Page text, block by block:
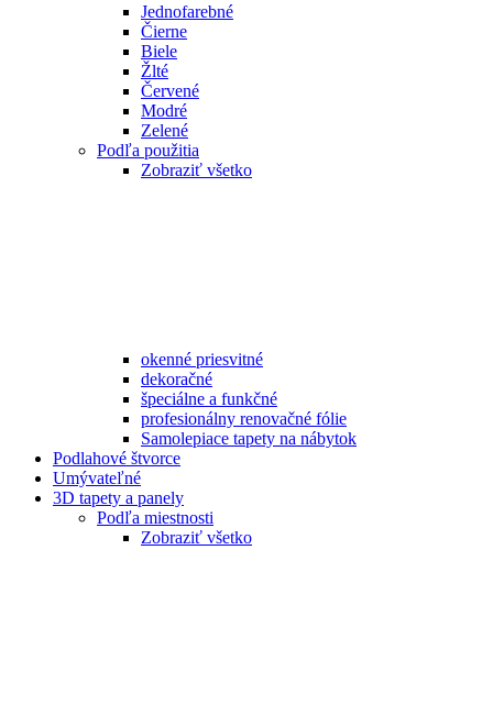
Jednofarebné
Čierne
Biele
Žlté
Červené
Modré
Zelené
Podľa použitia
Zobraziť všetko
okenné priesvitné
dekoračné
špeciálne a funkčné
profesionálny renovačné fólie
Samolepiace tapety na nábytok
Podlahové štvorce
Umývateľné
3D tapety a panely
Podľa miestnosti
Zobraziť všetko